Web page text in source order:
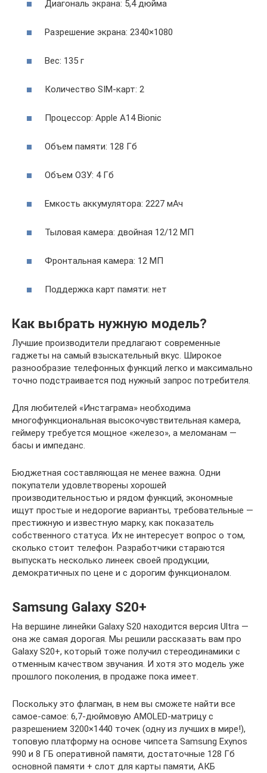
Диагональ экрана: 5,4 дюйма
Разрешение экрана: 2340×1080
Вес: 135 г
Количество SIM-карт: 2
Процессор: Apple A14 Bionic
Объем памяти: 128 Гб
Объем ОЗУ: 4 Гб
Емкость аккумулятора: 2227 мАч
Тыловая камера: двойная 12/12 МП
Фронтальная камера: 12 МП
Поддержка карт памяти: нет
Как выбрать нужную модель?
Лучшие производители предлагают современные
гаджеты на самый взыскательный вкус. Широкое
разнообразие телефонных функций легко и максимально
точно подстраивается под нужный запрос потребителя.
Для любителей «Инстаграма» необходима
многофункциональная высокочувствительная камера,
геймеру требуется мощное «железо», а меломанам —
басы и импеданс.
Бюджетная составляющая не менее важна. Одни
покупатели удовлетворены хорошей
производительностью и рядом функций, экономные
ищут простые и недорогие варианты, требовательные —
престижную и известную марку, как показатель
собственного статуса. Их не интересует вопрос о том,
сколько стоит телефон. Разработчики стараются
выпускать несколько линеек своей продукции,
демократичных по цене и с дорогим функционалом.
Samsung Galaxy S20+
На вершине линейки Galaxy S20 находится версия Ultra —
она же самая дорогая. Мы решили рассказать вам про
Galaxy S20+, который тоже получил стереодинамики с
отменным качеством звучания. И хотя это модель уже
прошлого поколения, в продаже пока имеет.
Поскольку это флагман, в нем вы сможете найти все
самое-самое: 6,7-дюймовую AMOLED-матрицу с
разрешением 3200×1440 точек (одну из лучших в мире!),
топовую платформу на основе чипсета Samsung Exynos
990 и 8 ГБ оперативной памяти, достаточные 128 Гб
основной памяти + слот для карты памяти, АКБ